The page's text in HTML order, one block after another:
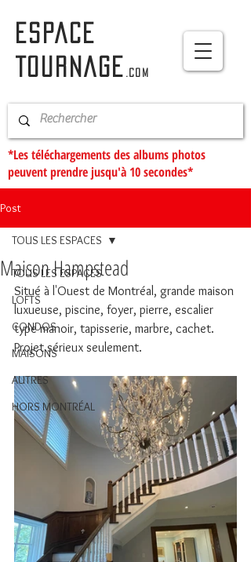
ESPACE
TOURNAGE
.com
*Les téléchargements des albums photos
peuvent prendre jusqu'à 10 secondes*
Post
TOUS LES ESPACES
LOFTS
CONDOS
MAISONS
AUTRES
HORS MONTRÉAL
TOUS LES ESPACES
Maison Hampstead
Situé à l'Ouest de Montréal, grande maison
luxueuse, piscine, foyer, pierre, escalier
type manoir, tapisserie, marbre, cachet.
Projet sérieux seulement.